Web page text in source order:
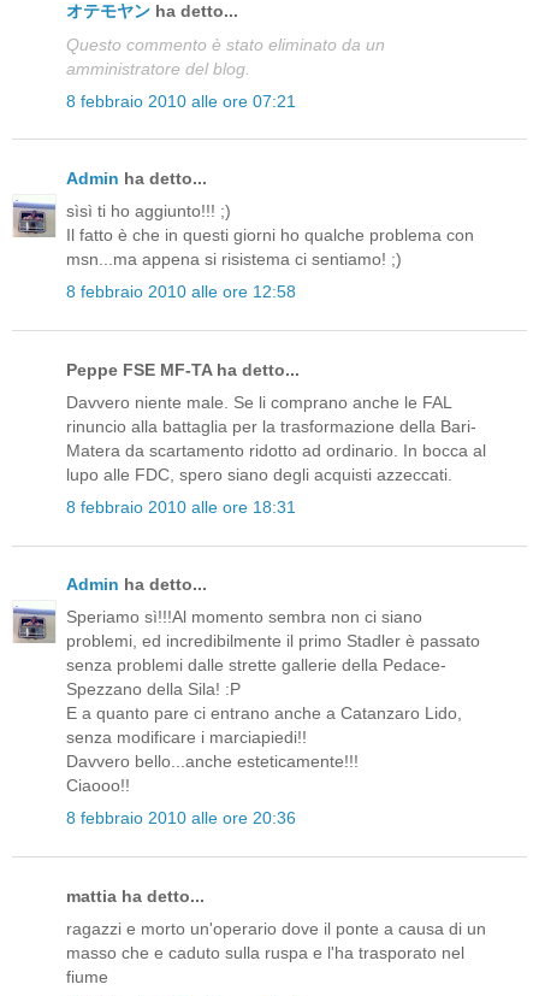
オテモヤン ha detto...
Questo commento è stato eliminato da un
amministratore del blog.
8 febbraio 2010 alle ore 07:21
Admin ha detto...
sìsì ti ho aggiunto!!! ;)
Il fatto è che in questi giorni ho qualche problema con
msn...ma appena si risistema ci sentiamo! ;)
8 febbraio 2010 alle ore 12:58
Peppe FSE MF-TA ha detto...
Davvero niente male. Se li comprano anche le FAL
rinuncio alla battaglia per la trasformazione della Bari-
Matera da scartamento ridotto ad ordinario. In bocca al
lupo alle FDC, spero siano degli acquisti azzeccati.
8 febbraio 2010 alle ore 18:31
Admin ha detto...
Speriamo sì!!!Al momento sembra non ci siano
problemi, ed incredibilmente il primo Stadler è passato
senza problemi dalle strette gallerie della Pedace-
Spezzano della Sila! :P
E a quanto pare ci entrano anche a Catanzaro Lido,
senza modificare i marciapiedi!!
Davvero bello...anche esteticamente!!!
Ciaooo!!
8 febbraio 2010 alle ore 20:36
mattia ha detto...
ragazzi e morto un'operario dove il ponte a causa di un
masso che e caduto sulla ruspa e l'ha trasporato nel
fiume